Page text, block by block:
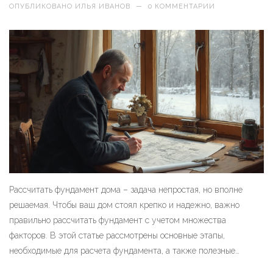
ОПУБЛИКОВАНО ИЛЬЯ ИВАНОВ — 0 КОММЕНТАРИИ
Рассчитать фундамент дома – задача непростая, но вполне
решаемая. Чтобы ваш дом стоял крепко и надежно, важно
правильно рассчитать фундамент с учетом множества
факторов. В этой статье рассмотрены основные этапы,
необходимые для расчета фундамента, а также полезные